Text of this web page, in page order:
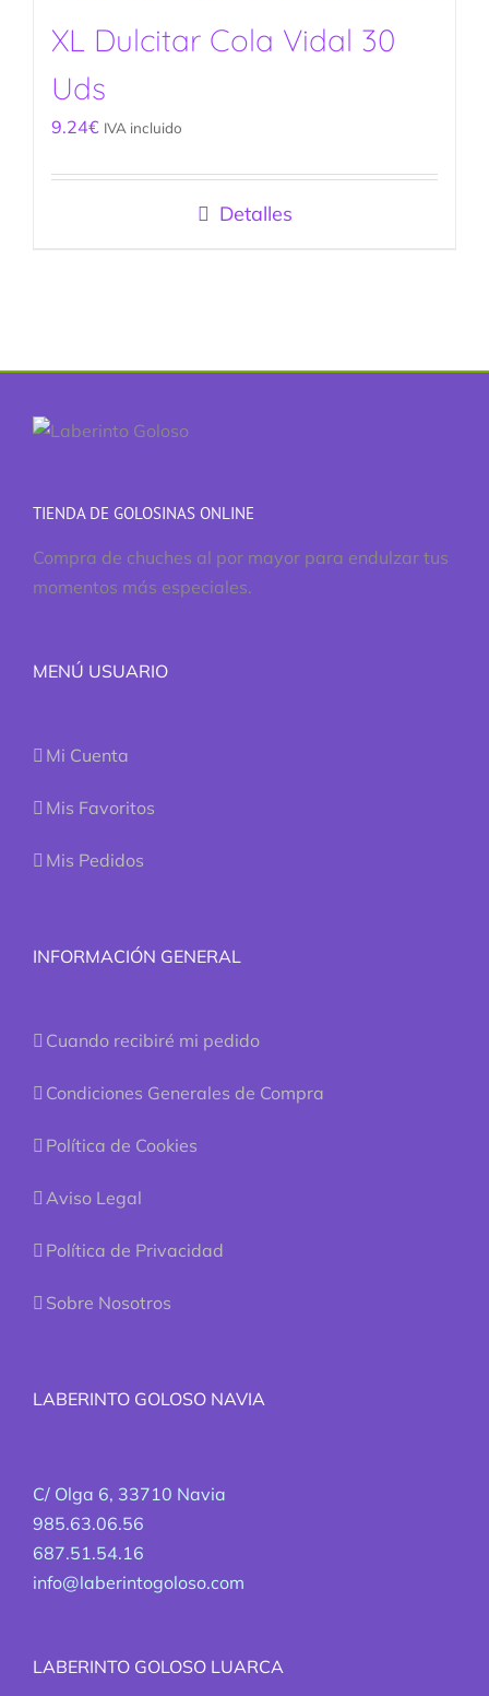
XL Dulcitar Cola Vidal 30
Uds
9.24€ IVA incluido
Detalles
TIENDA DE GOLOSINAS ONLINE
Compra de chuches al por mayor para endulzar tus
momentos más especiales.
MENÚ USUARIO
Mi Cuenta
Mis Favoritos
Mis Pedidos
INFORMACIÓN GENERAL
Cuando recibiré mi pedido
Condiciones Generales de Compra
Política de Cookies
Aviso Legal
Política de Privacidad
Sobre Nosotros
LABERINTO GOLOSO NAVIA
C/ Olga 6, 33710 Navia
985.63.06.56
687.51.54.16
info@laberintogoloso.com
LABERINTO GOLOSO LUARCA